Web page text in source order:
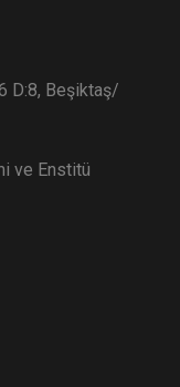
D:8, Beşiktaş/
ve Enstitü